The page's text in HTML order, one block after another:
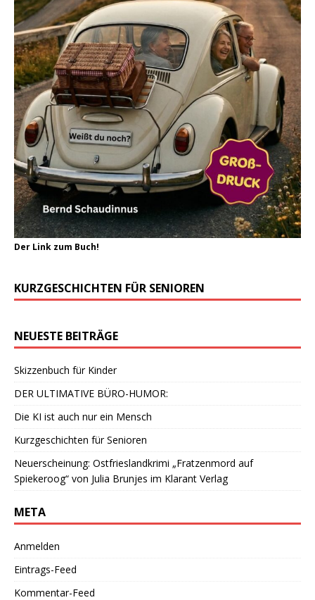
Der Link zum Buch!
KURZGESCHICHTEN FÜR SENIOREN
NEUESTE BEITRÄGE
Skizzenbuch für Kinder
DER ULTIMATIVE BÜRO-HUMOR:
Die KI ist auch nur ein Mensch
Kurzgeschichten für Senioren
Neuerscheinung: Ostfrieslandkrimi „Fratzenmord auf
Spiekeroog“ von Julia Brunjes im Klarant Verlag
META
Anmelden
Eintrags-Feed
Kommentar-Feed